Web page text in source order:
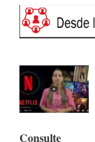
Consulte